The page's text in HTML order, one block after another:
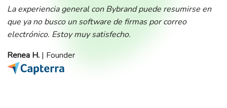
La experiencia general con Bybrand puede resumirse en
que ya no busco un software de firmas por correo
electrónico. Estoy muy satisfecho.
Renea H. | Founder